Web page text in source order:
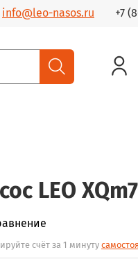
info@leo-nasos.ru +7
LEO
счёт за 1 минуту